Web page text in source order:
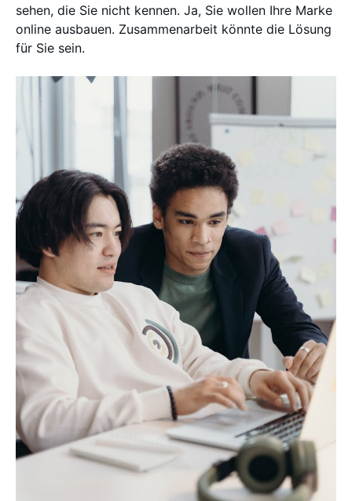
sehen, die Sie nicht kennen. Ja, Sie wollen Ihre Marke
online ausbauen. Zusammenarbeit könnte die Lösung
für Sie sein.